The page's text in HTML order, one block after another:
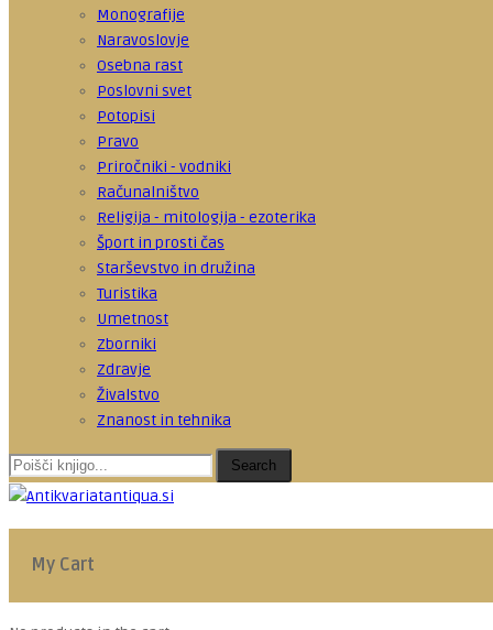
Monografije
Naravoslovje
Osebna rast
Poslovni svet
Potopisi
Pravo
Priročniki - vodniki
Računalništvo
Religija - mitologija - ezoterika
Šport in prosti čas
Starševstvo in družina
Turistika
Umetnost
Zborniki
Zdravje
Živalstvo
Znanost in tehnika
Search
My Cart